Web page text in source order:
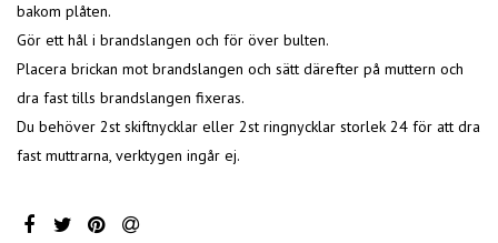
bakom plåten.
Gör ett hål i brandslangen och för över bulten.
Placera brickan mot brandslangen och sätt därefter på muttern och
dra fast tills brandslangen fixeras.
Du behöver 2st skiftnycklar eller 2st ringnycklar storlek 24 för att dra
fast muttrarna, verktygen ingår ej.